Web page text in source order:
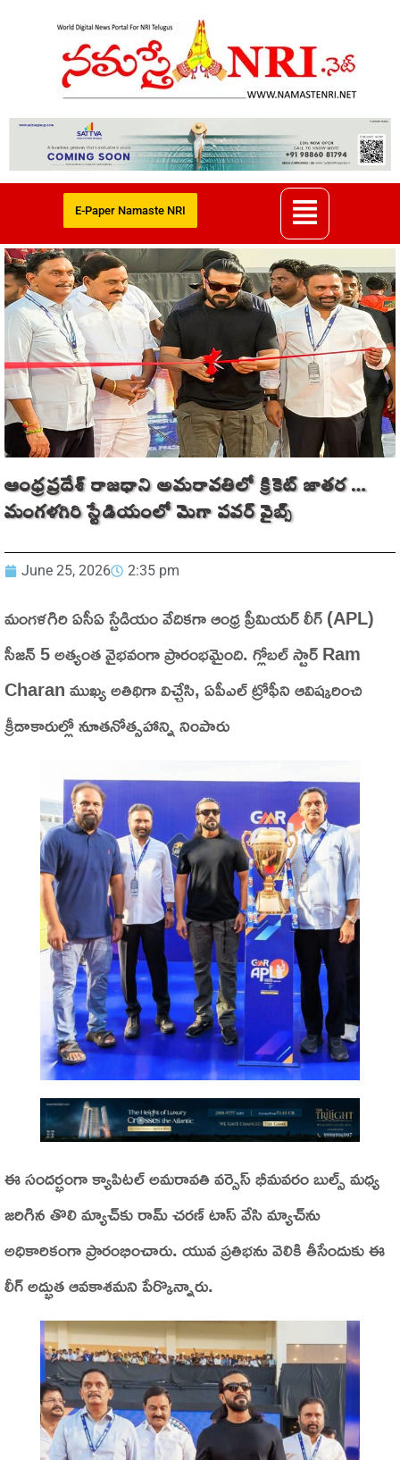
E-Paper Namaste NRI
ఆంధ్రప్రదేశ్ రాజధాని అమరావతిలో క్రికెట్ జాతర …
మంగళగిరి స్టేడియంలో మెగా పవర్ వైబ్స్
June 25, 2026 2:35 pm
మంగళగిరి ఏసీఏ స్టేడియం వేదికగా ఆంధ్ర ప్రీమియర్ లీగ్ (APL)
సీజన్ 5 అత్యంత వైభవంగా ప్రారంభమైంది. గ్లోబల్ స్టార్ Ram
Charan ముఖ్య అతిథిగా విచ్చేసి, ఏపీఎల్ ట్రోఫీని ఆవిష్కరించి
క్రీడాకారుల్లో నూతనోత్సహాన్ని నింపారు
ఈ సందర్భంగా క్యాపిటల్ అమరావతి వర్సెస్ భీమవరం బుల్స్ మధ్య
జరిగిన తొలి మ్యాచ్‌కు రామ్ చరణ్ టాస్ వేసి మ్యాచ్‌ను
అధికారికంగా ప్రారంభించారు. యువ ప్రతిభను వెలికి తీసేందుకు ఈ
లీగ్ అద్భుత ఆవకాశమని పేర్కొన్నారు.